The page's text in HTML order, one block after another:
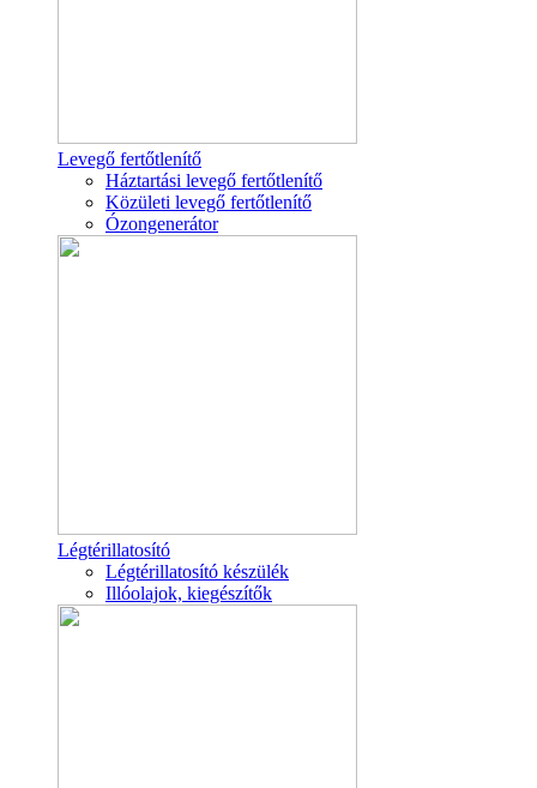
Levegő fertőtlenítő
Háztartási levegő fertőtlenítő
Közületi levegő fertőtlenítő
Ózongenerátor
Légtérillatosító
Légtérillatosító készülék
Illóolajok, kiegészítők